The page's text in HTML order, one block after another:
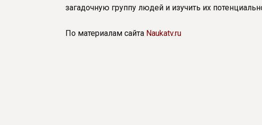
загадочную группу людей и изучить их
По материалам сайта Naukatv.ru